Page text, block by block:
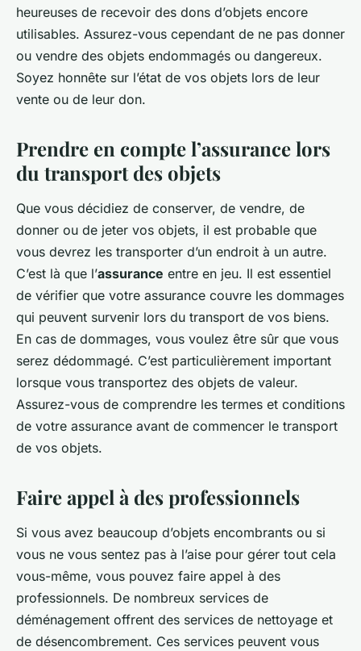
heureuses de recevoir des dons d’objets encore
utilisables. Assurez-vous cependant de ne pas donner
ou vendre des objets endommagés ou dangereux.
Soyez honnête sur l’état de vos objets lors de leur
vente ou de leur don.
Prendre en compte l’assurance lors
du transport des objets
Que vous décidiez de conserver, de vendre, de
donner ou de jeter vos objets, il est probable que
vous devrez les transporter d’un endroit à un autre.
C’est là que l’assurance entre en jeu. Il est essentiel
de vérifier que votre assurance couvre les dommages
qui peuvent survenir lors du transport de vos biens.
En cas de dommages, vous voulez être sûr que vous
serez dédommagé. C’est particulièrement important
lorsque vous transportez des objets de valeur.
Assurez-vous de comprendre les termes et conditions
de votre assurance avant de commencer le transport
de vos objets.
Faire appel à des professionnels
Si vous avez beaucoup d’objets encombrants ou si
vous ne vous sentez pas à l’aise pour gérer tout cela
vous-même, vous pouvez faire appel à des
professionnels. De nombreux services de
déménagement offrent des services de nettoyage et
de désencombrement. Ces services peuvent vous